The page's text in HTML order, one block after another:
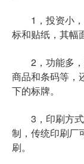
1，投资小，
标和贴纸，其幅
2，功能多，
商品和条码等，
下的标牌。
3，印刷方式
制，传统印刷厂
刷。